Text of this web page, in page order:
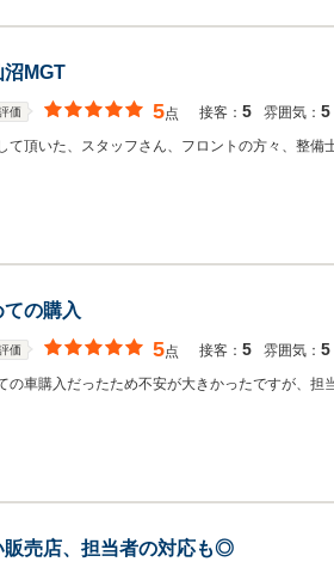
沼MGT
価 5点 接客： 5 雰囲気： 5
て頂いた、スタッフさん、フロントの方々、整備
ての購入
価 5点 接客： 5 雰囲気： 5
の車購入だったため不安が大きかったですが、担
販売店、担当者の対応も◎